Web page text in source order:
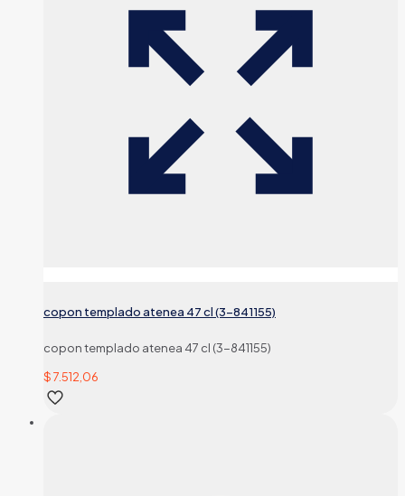
copon templado atenea 47 cl (3-841155)
copon templado atenea 47 cl (3-841155)
$7.512,06